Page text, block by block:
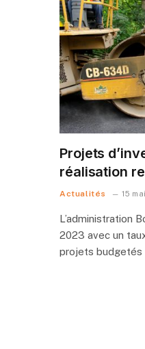
Projets
réalisation
Actualités 15
L’administration
2023 avec un
projets budgetés